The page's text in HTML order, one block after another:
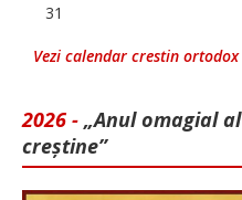
31
Vezi calendar crestin ortodox
2026 - „Anul omagial
creștine”